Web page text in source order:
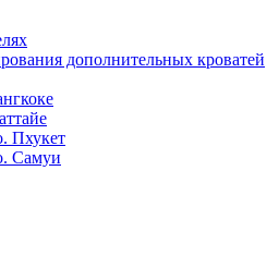
дополнительных кроватей
Пхукет
Самуи